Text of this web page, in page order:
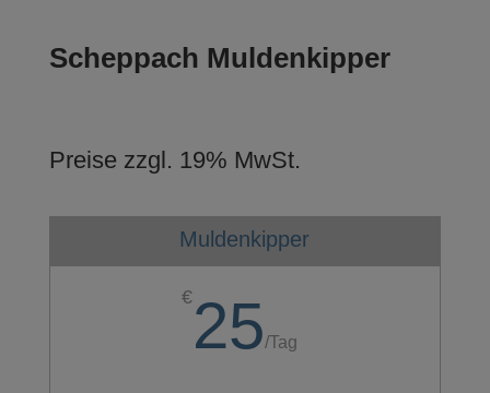
Scheppach Muldenkipper
Preise zzgl. 19% MwSt.
Muldenkipper
€25/Tag